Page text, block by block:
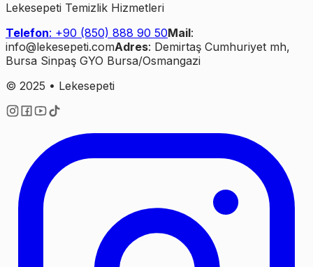
Lekesepeti Temizlik Hizmetleri
Telefon: +90 (850) 888 90 50Mail:
info@lekesepeti.comAdres: Demirtaş Cumhuriyet mh,
Bursa Sinpaş GYO Bursa/Osmangazi
© 2025 • Lekesepeti